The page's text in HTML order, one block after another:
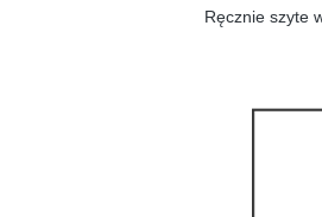
Ręcznie szyte